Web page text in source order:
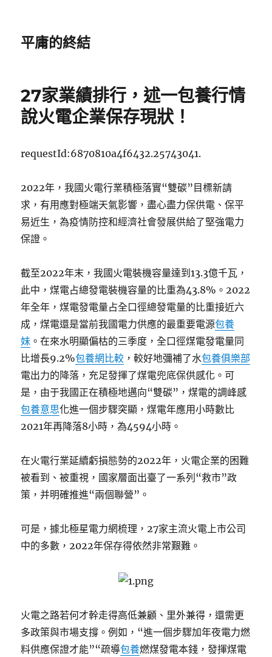
平庸的終結
27家業績排行，述一包養行情
說火電企業保存現狀！
requestId:6870810a4f6432.25743041.
2022年，我國火電行業積極落實“雙碳”目標新請
求，有用應對極端天氣影響，盡心盡力保供電、保平
易近生，為疫情防控和經濟社會發展供給了堅強電力
保證。
截至2022年末，我國火電裝機容量達到13.3億千瓦，
此中，煤電占總發電裝機容量的比重為43.8%。2022
年全年，煤電發電量占全口徑總發電量的比重接近六
成，煤電還是當前我國電力供應的最重要電源包養
妹 。在來水明顯偏枯的三季度，全口徑煤電發電量同
比增長9.2%包養網比較 ，較好地彌補了水包養俱樂部
電出力的降落，充足發揮了煤電兜底保供感化。可
是，由于我國正在積極地邁向“雙碳”，煤電的調峰感
包養意思化進一個步驟突顯，煤電年應用小時數比
2021年再降落8小時，為4594小時。
在火電行業延續虧損態勢的2022年，火電企業的困難
被看到、被重視，國家層面出臺了一系列“救市”政
策，并明確推進“兩個聯營”。
可是，據北極星電力網梳理，27家主流火電上市公司
中的多數，2022年保存得依然非常艱難。
火電之路若何才幹走得高低兼顧、里外兼得，還需更
多政策與市場支撐。例如，“進一個步驟加年夜電力燃
料供應保證才能”“疏導包養燃煤發電本錢，發揮煤電